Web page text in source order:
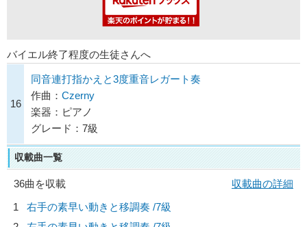
バイエル終了程度の生徒さんへ
16
同音連打指かえと3度重音レガート奏
作曲： Czerny
楽器：ピアノ
グレード：7級
収載曲一覧
36曲を収載
収載曲の詳細
1
右手の素早い動きと移調奏 /7級